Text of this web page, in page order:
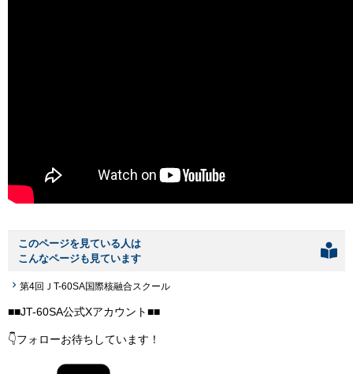
このページを見ている人は
こんなページも見ています
第4回ＪT-60SA国際核融合スクール
■■JT-60SA公式Xアカウント■■
👇フォローお待ちしています！